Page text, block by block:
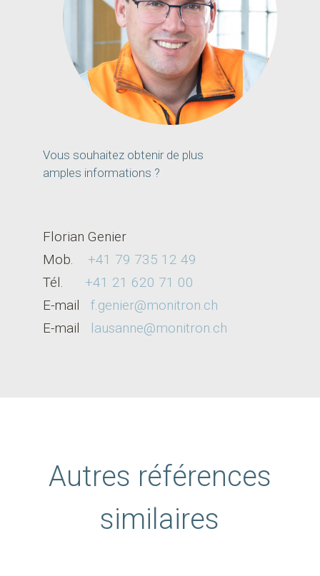
Vous souhaitez obtenir de plus
amples informations ?
Florian Genier
Mob. +41 79 735 12 49
Tél. +41 21 620 71 00
E-mail f.genier@monitron.ch
E-mail lausanne@monitron.ch
Autres références
similaires